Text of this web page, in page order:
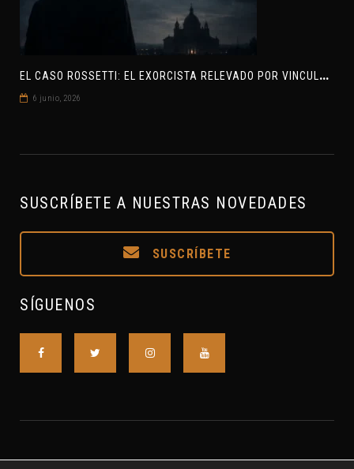
E
L CASO ROSSETTI: EL EXORCISTA RELEVADO POR VINCULAR OVNIS Y DEMONIOS
6 junio, 2026
SUSCRÍBETE A NUESTRAS NOVEDADES
SUSCRÍBETE
SÍGUENOS